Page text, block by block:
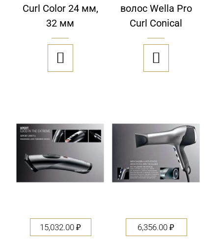
Curl Color 24 мм,
32 мм

волос Wella Pro
Curl Conical

15,032.00 ₽ 6,356.00 ₽